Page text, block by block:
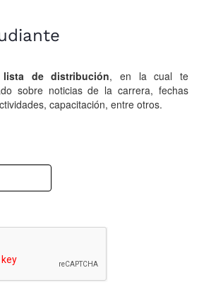
lista de distribución, en la cual te
sobre noticias de la carrera, fechas
capacitación, entre otros.